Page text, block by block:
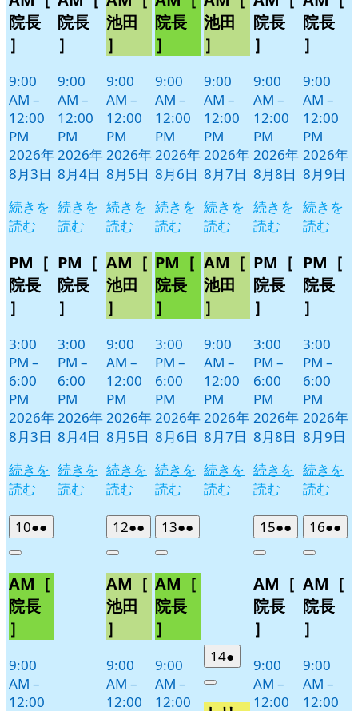
3
日
ベ
院長
］
9:00
AM –
12:00
PM
2026年
8月3日
続きを
読む
PM［
院長
］
3:00
PM –
6:00
PM
2026年
8月3日
続きを
読む
4
日
ベ
院長
］
9:00
AM –
12:00
PM
2026年
8月4日
続きを
読む
PM［
院長
］
3:00
PM –
6:00
PM
2026年
8月4日
続きを
読む
5
日
ベ
ト)
池田
］
9:00
AM –
12:00
PM
2026年
8月5日
続きを
読む
AM［
池田
］
9:00
AM –
12:00
PM
2026年
8月5日
続きを
読む
6
日
ベ
ト)
院長
］
9:00
AM –
12:00
PM
2026年
8月6日
続きを
読む
PM［
院長
］
3:00
PM –
6:00
PM
2026年
8月6日
続きを
読む
7
日
ベ
ト)
池田
］
9:00
AM –
12:00
PM
2026年
8月7日
続きを
読む
AM［
池田
］
9:00
AM –
12:00
PM
2026年
8月7日
続きを
読む
8
日
ベ
院長
］
9:00
AM –
12:00
PM
2026年
8月8日
続きを
読む
PM［
院長
］
3:00
PM –
6:00
PM
2026年
8月8日
続きを
読む
9
日
ベ
院長
］
9:00
AM –
12:00
PM
2026年
8月9日
続きを
読む
PM［
院長
］
3:00
PM –
6:00
PM
2026年
8月9日
続きを
読む
102026
年
月
10
日
●●
件
イ
ト)
Close
AM［
院長
］
9:00
AM –
12:00
122026
年
月
12
日
●●
件
イ
ベ
ト)
Close
AM［
池田
］
9:00
AM –
12:00
132026
年
月
13
日
●●
件
イ
ト)
Close
AM［
院長
］
9:00
AM –
12:00
142026
年
●
件
Close
152026
年
月
15
日
●●
件
イ
ベ
ト)
Close
AM［
院長
］
9:00
AM –
12:00
162026
年
月
16
日
●●
件
イ
Close
AM［
院長
］
9:00
AM –
12:00